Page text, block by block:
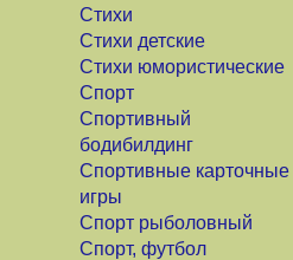
Стихи
Стихи детские
Стихи юмористические
Спорт
Спортивный
бодибилдинг
Спортивные карточные
игры
Спорт рыболовный
Спорт, футбол